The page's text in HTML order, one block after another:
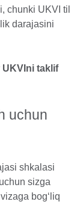
chunki UKVI til
darajasini
UKVIni taklif
uchun
shkalasi
sizga
bogʻliq